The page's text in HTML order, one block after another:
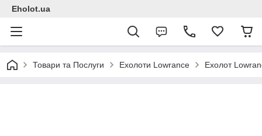
Eholot.ua
Товари та Послуги Ехолоти Lowrance Ехолот